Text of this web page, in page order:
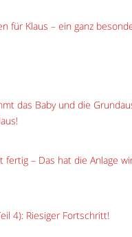
für Klaus – ein ganz
das Baby und die
fertig – Das hat die Anlage
4): Riesiger Fortschritt!